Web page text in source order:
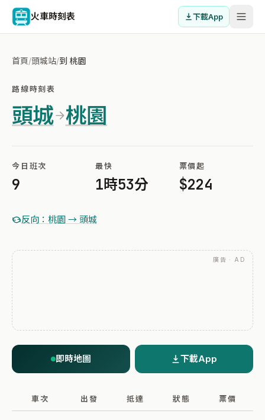
火車時刻表 下載App
首頁/頭城站/到 桃園
路線時刻表
頭城 桃園
今日班次
9
最快
1時53分
票價起
$224
反向：桃園 → 頭城
廣告 · AD
即時地圖 下載App
車次 出發 抵達 狀態 票價